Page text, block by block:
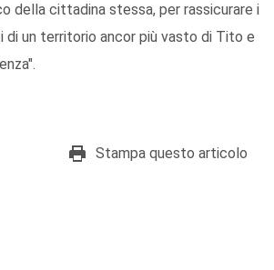
della cittadina stessa, per rassicurare i
un territorio ancor più vasto di Tito e
Stampa questo articolo